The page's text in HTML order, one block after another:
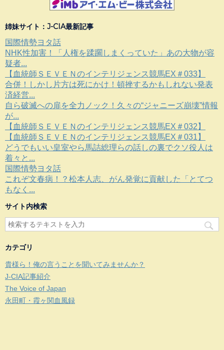
姉妹サイト：J-CIA最新記事
国際情勢ヨタ話
NHK性加害！「人権を蹂躙しまくっていた」あの大物が容
疑者...
【血統師ＳＥＶＥＮのインテリジェンス競馬EX＃033】
合併！しかし片方は死にかけ！頓挫するかもしれない発表
済経営...
自ら破滅への扉を全力ノック！久々の“ジャニーズ崩壊”情報
が...
【血統師ＳＥＶＥＮのインテリジェンス競馬EX＃032】
【血統師ＳＥＶＥＮのインテリジェンス競馬EX＃031】
どうでもいい皇室やら馬詰総理らの話しの裏でクソ役人は
着々と...
国際情勢ヨタ話
これぞ文春病！？松本人志、がん発覚に貢献した「とてつ
もなく...
サイト内検索
カテゴリ
貴様ら！俺の言うことを聞いてみませんか？
J-CIA記事紹介
The Voice of Japan
永田町・霞ヶ関血風録